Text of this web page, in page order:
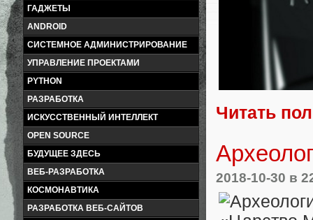
ГАДЖЕТЫ
ANDROID
СИСТЕМНОЕ АДМИНИСТРИРОВАНИЕ
УПРАВЛЕНИЕ ПРОЕКТАМИ
PYTHON
РАЗРАБОТКА
ИСКУССТВЕННЫЙ ИНТЕЛЛЕКТ
OPEN SOURCE
БУДУЩЕЕ ЗДЕСЬ
ВЕБ-РАЗРАБОТКА
КОСМОНАВТИКА
РАЗРАБОТКА ВЕБ-САЙТОВ
Читать
2018-10-30 в